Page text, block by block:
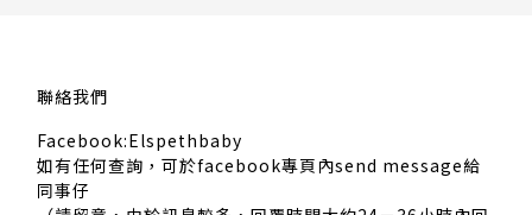
聯絡我們
Facebook:Elspethbaby
如有任何查詢，可於facebook專頁內send message給
同事仔